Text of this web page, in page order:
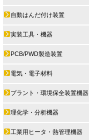
自動はんだ付け装置
実装工具・機器
PCB/PWD製造装置
電気・電子材料
プラント・環境保全装置機器
理化学・分析機器
工業用ヒータ・熱管理機器